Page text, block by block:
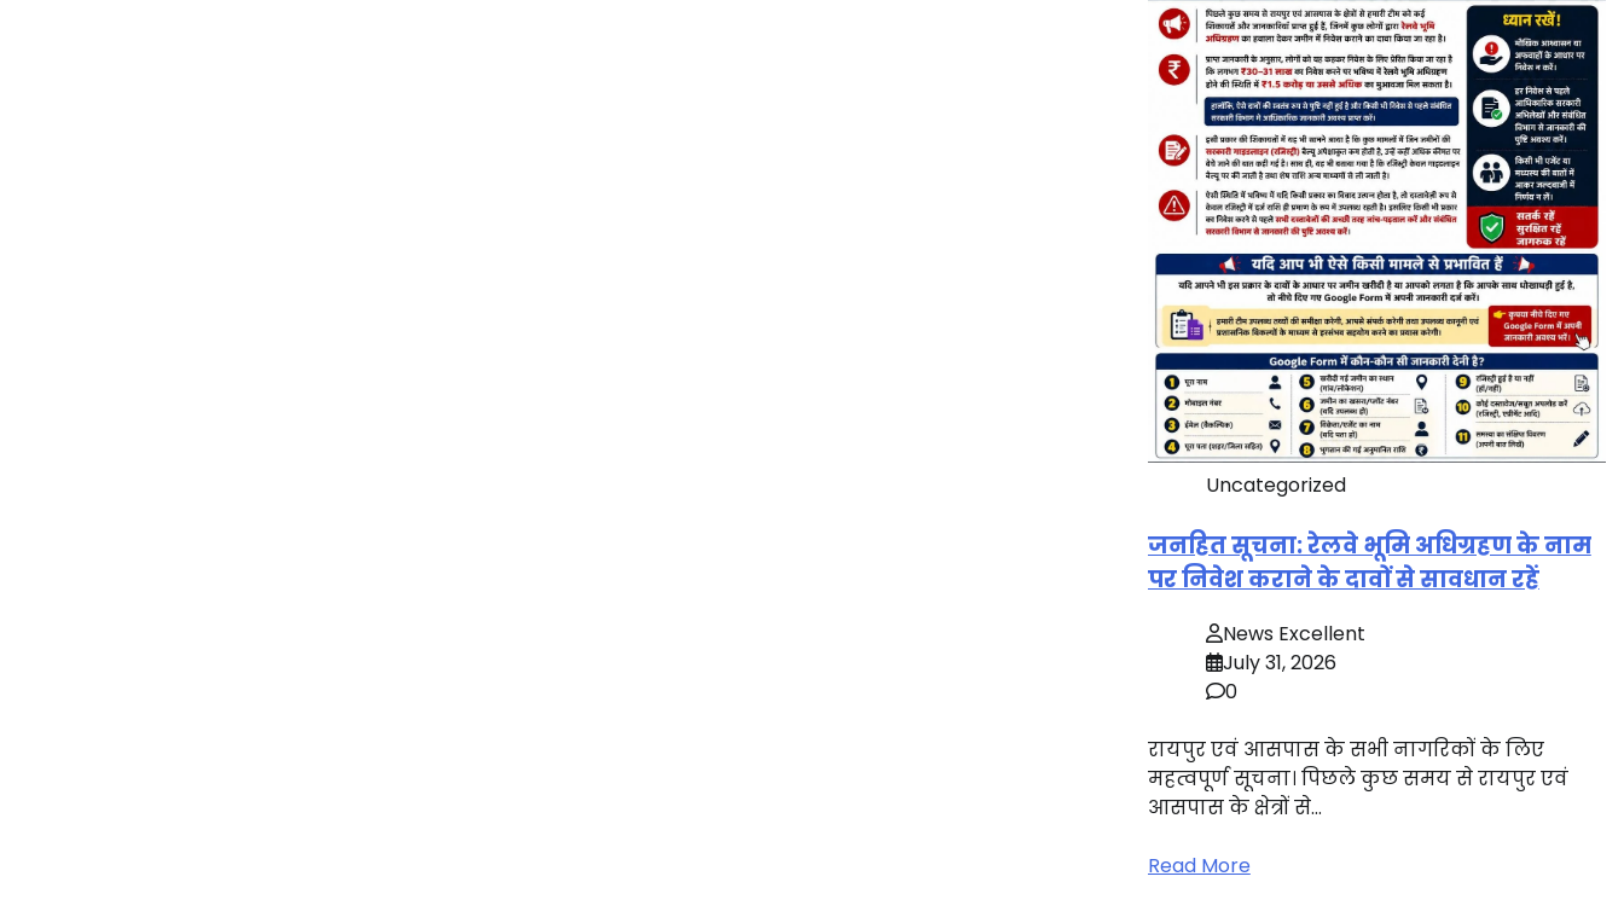
Uncategorized
जनहित सूचना: रेलवे भूमि अधिग्रहण के नाम
पर निवेश कराने के दावों से सावधान रहें
News Excellent
July 31, 2026
0
रायपुर एवं आसपास के सभी नागरिकों के लिए
महत्वपूर्ण सूचना। पिछले कुछ समय से रायपुर एवं
आसपास के क्षेत्रों से…
Read More